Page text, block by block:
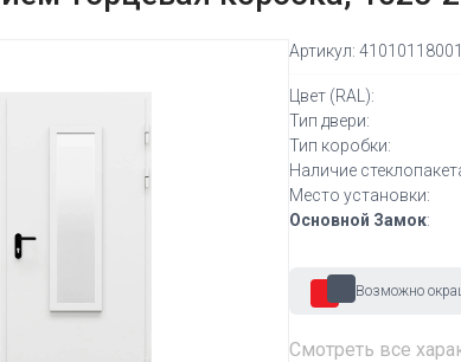
Артикул:
Цвет (RAL):
Тип двери:
Тип коробки:
Наличие
Место установки:
Основной Замок:
Возможно
Смотреть все